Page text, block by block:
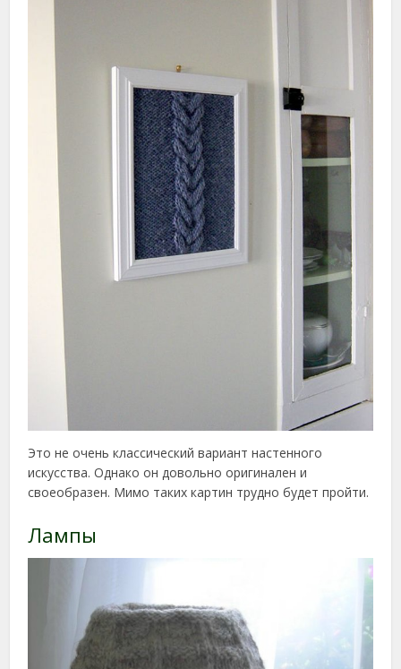
Это не очень классический вариант настенного
искусства. Однако он довольно оригинален и
своеобразен. Мимо таких картин трудно будет пройти.
Лампы